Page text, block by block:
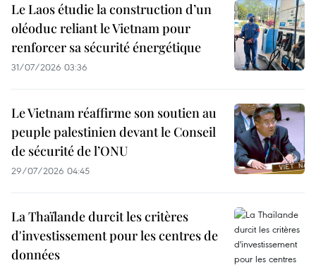
Le Laos étudie la construction d’un
oléoduc reliant le Vietnam pour
renforcer sa sécurité énergétique
31/07/2026 03:36
Le Vietnam réaffirme son soutien au
peuple palestinien devant le Conseil
de sécurité de l’ONU
29/07/2026 04:45
La Thaïlande durcit les critères
d'investissement pour les centres de
données